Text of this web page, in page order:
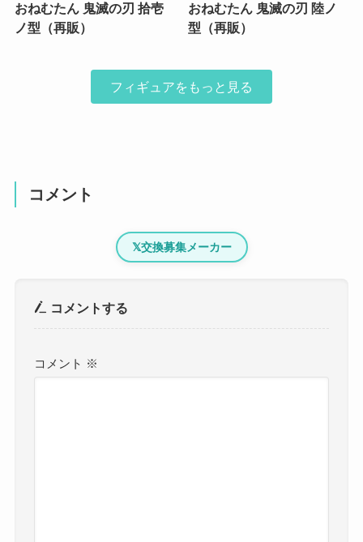
おねむたん 鬼滅の刃 拾壱
ノ型（再販）
おねむたん 鬼滅の刃 陸ノ
型（再販）
フィギュアをもっと見る
コメント
𝕏交換募集メーカー
コメントする
コメント ※